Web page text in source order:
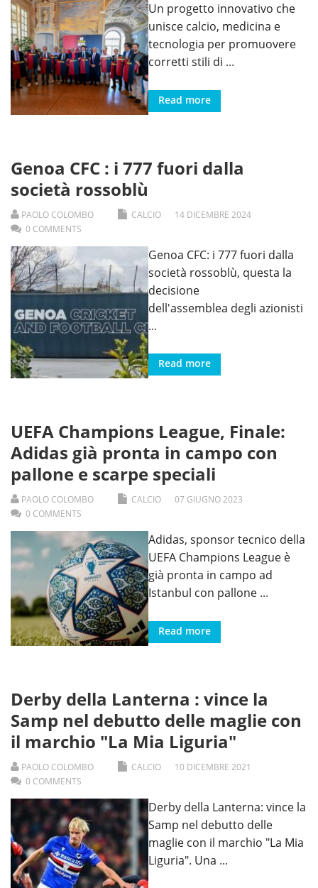
Un progetto innovativo che
unisce calcio, medicina e
tecnologia per promuovere
corretti stili di ...
Read more
Genoa CFC : i 777 fuori dalla
società rossoblù
PAOLO COLOMBO CALCIO 14 DICEMBRE 2024
0 COMMENTS
Genoa CFC: i 777 fuori dalla
società rossoblù, questa la
decisione
dell'assemblea degli azionisti
...
Read more
UEFA Champions League, Finale:
Adidas già pronta in campo con
pallone e scarpe speciali
PAOLO COLOMBO CALCIO 07 GIUGNO2023
0 COMMENTS
Adidas, sponsor tecnico della
UEFA Champions League è
già pronta in campo ad
Istanbul con pallone ...
Read more
Derby della Lanterna : vince la
Samp nel debutto delle maglie con
il marchio "La Mia Liguria"
PAOLO COLOMBO CALCIO 10 DICEMBRE 2021
0 COMMENTS
Derby della Lanterna: vince la
Samp nel debutto delle
maglie con il marchio "La Mia
Liguria". Una ...